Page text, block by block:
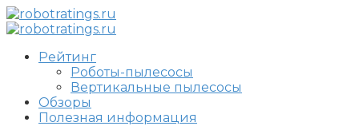
Перейти
к
Рейтинг
Роботы-пылесосы
Вертикальные пылесосы
Обзоры
Полезная информация